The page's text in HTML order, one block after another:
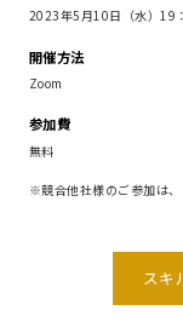
2023年5月10日（水）19
開催方法
Zoom
参加費
無料
※競合他社様のご参加は、
スキ